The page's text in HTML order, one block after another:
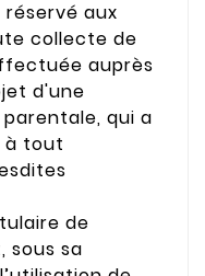
réservé aux
collecte de
auprès
d'une
qui a
à tout
de
sous sa